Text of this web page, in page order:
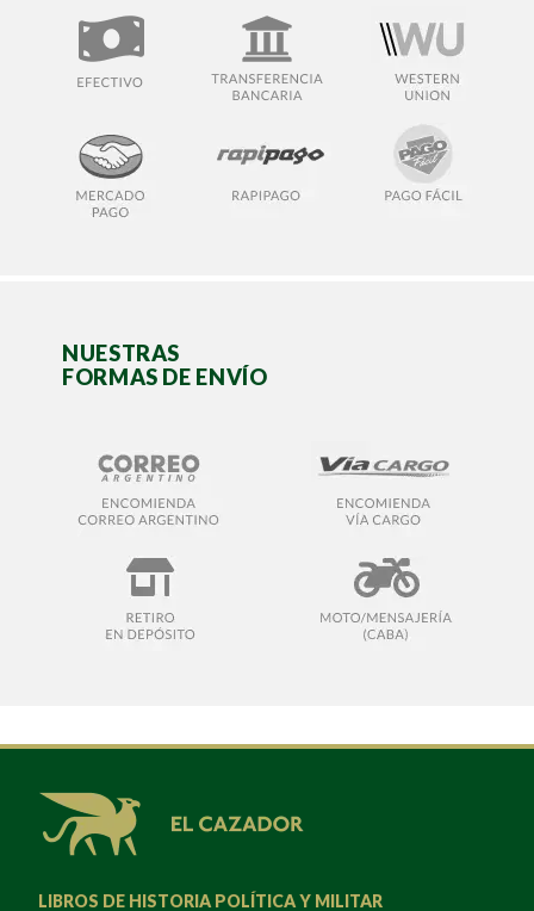
NUESTRAS
FORMAS DE ENVÍO
LIBROS DE HISTORIA POLÍTICA Y MILITAR